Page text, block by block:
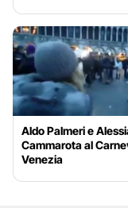
Aldo Palmeri e
Cammarota al
Venezia